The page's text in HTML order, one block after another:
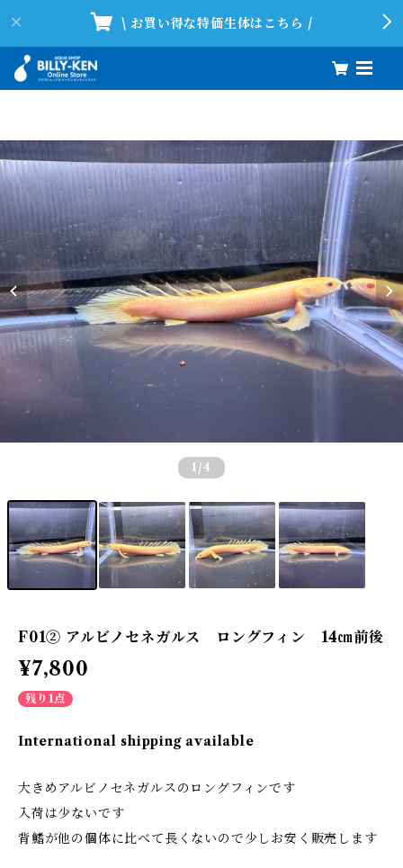
\ お買い得な特価生体はこちら /
1 /4
F01② アルビノセネガルス ロングフィン 14㎝前後
¥7,800
残り1点
International shipping available
大きめアルビノセネガルスのロングフィンです
入荷は少ないです
背鰭が他の個体に比べて長くないので少しお安く販売します